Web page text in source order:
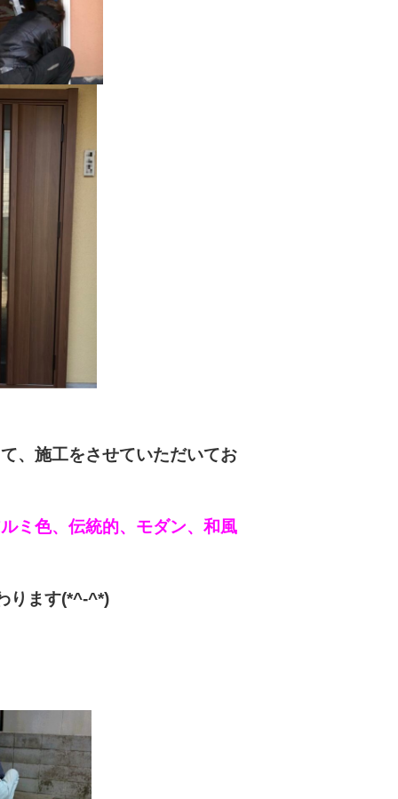
、施工をさせていただいてお
ミ色、伝統的、モダン、和風
ります(*^-^*)